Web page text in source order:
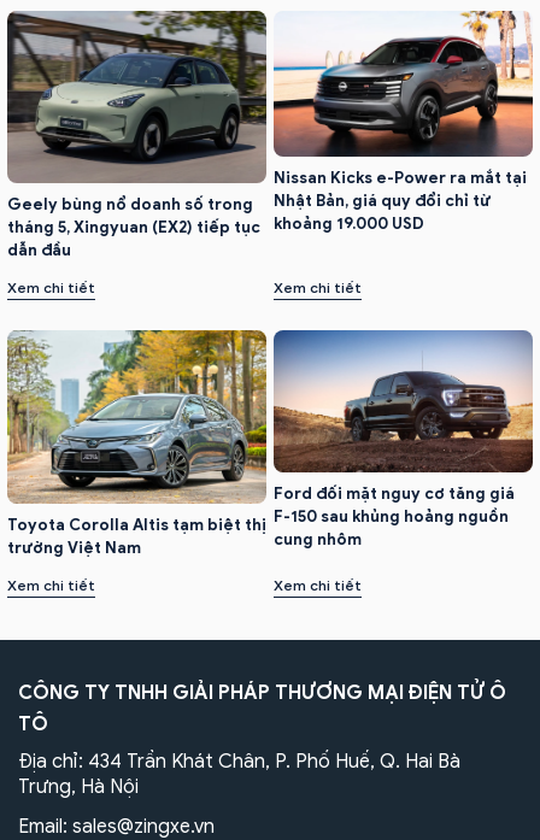
Geely bùng nổ doanh số trong
tháng 5, Xingyuan (EX2) tiếp tục
dẫn đầu
Xem chi tiết
Nissan Kicks e-Power ra mắt tại
Nhật Bản, giá quy đổi chỉ từ
khoảng 19.000 USD
Xem chi tiết
Toyota Corolla Altis tạm biệt thị
trường Việt Nam
Xem chi tiết
Ford đối mặt nguy cơ tăng giá
F-150 sau khủng hoảng nguồn
cung nhôm
Xem chi tiết
CÔNG TY TNHH GIẢI PHÁP THƯƠNG MẠI ĐIỆN TỬ Ô
TÔ
Địa chỉ: 434 Trần Khát Chân, P. Phố Huế, Q. Hai Bà
Trưng, Hà Nội
Email: sales@zingxe.vn